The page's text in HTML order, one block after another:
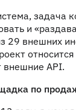
, задача
и
29 внешних
внешние API.
по